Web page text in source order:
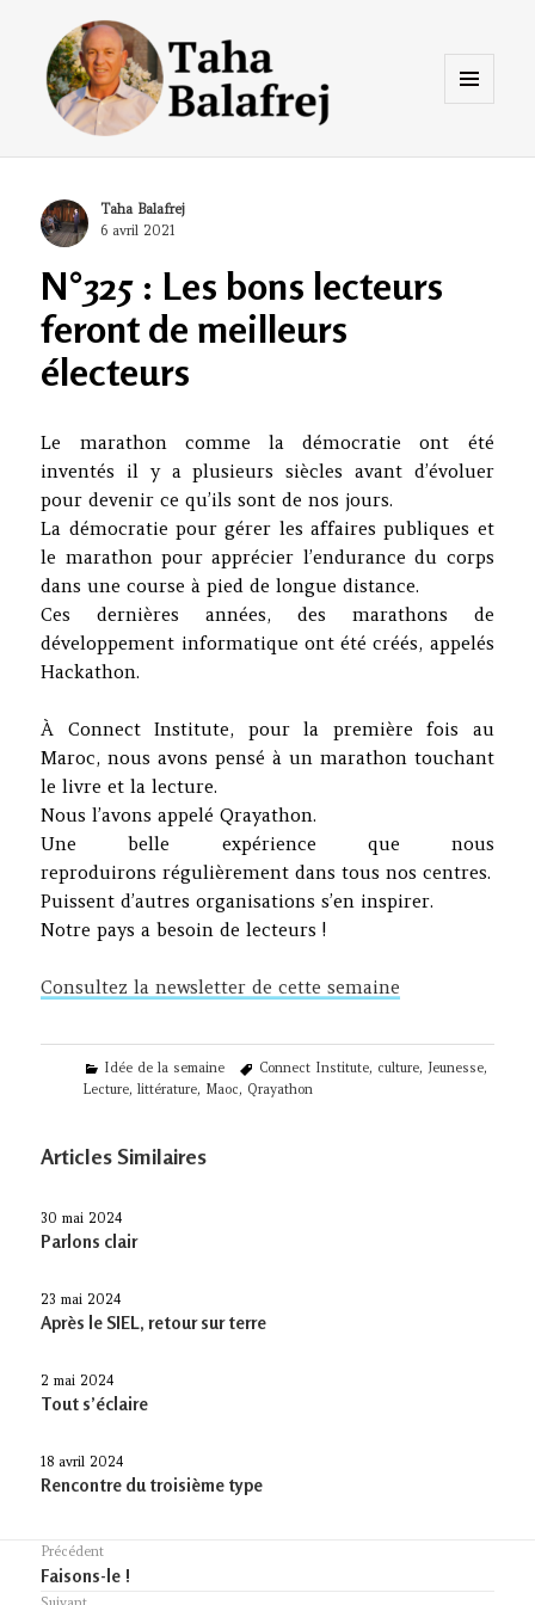
Taha Balafrej Blog
Author
Taha Balafrej
Posted
6 avril 2021
N°325 : Les bons lecteurs
feront de meilleurs
électeurs
Le marathon comme la démocratie ont été
inventés il y a plusieurs siècles avant d’évoluer
pour devenir ce qu’ils sont de nos jours.
La démocratie pour gérer les affaires publiques et
le marathon pour apprécier l’endurance du corps
dans une course à pied de longue distance.
Ces dernières années, des marathons de
développement informatique ont été créés, appelés
Hackathon.
À Connect Institute, pour la première fois au
Maroc, nous avons pensé à un marathon touchant
le livre et la lecture.
Nous l’avons appelé Qrayathon.
Une belle expérience que nous
reproduirons régulièrement dans tous nos centres.
Puissent d’autres organisations s’en inspirer.
Notre pays a besoin de lecteurs !
Consultez la newsletter de cette semaine
Categories
Idée de la semaine Tags
Connect Institute, culture, Jeunesse,
Lecture, littérature, Maoc, Qrayathon
Articles Similaires
30 mai 2024
Parlons clair
23 mai 2024
Après le SIEL, retour sur terre
2 mai 2024
Tout s’éclaire
18 avril 2024
Rencontre du troisième type
Navigation
de
Précédent
Previous
Faisons-le !